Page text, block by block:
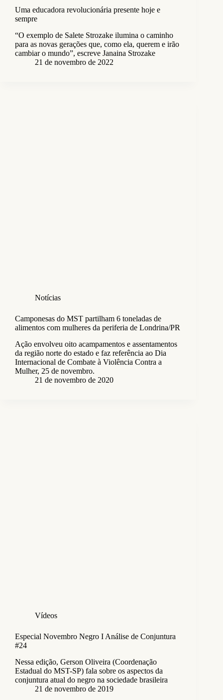
Uma educadora revolucionária presente hoje e
sempre
“O exemplo de Salete Strozake ilumina o caminho
para as novas gerações que, como ela, querem e irão
cambiar o mundo”, escreve Janaina Strozake
21 de novembro de 2022
Notícias
Camponesas do MST partilham 6 toneladas de
alimentos com mulheres da periferia de Londrina/PR
Ação envolveu oito acampamentos e assentamentos
da região norte do estado e faz referência ao Dia
Internacional de Combate à Violência Contra a
Mulher, 25 de novembro.
21 de novembro de 2020
Vídeos
Especial Novembro Negro I Análise de Conjuntura
#24
Nessa edição, Gerson Oliveira (Coordenação
Estadual do MST-SP) fala sobre os aspectos da
conjuntura atual do negro na sociedade brasileira
21 de novembro de 2019